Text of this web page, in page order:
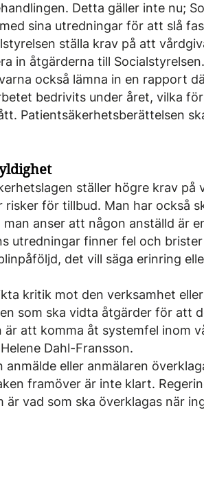
Detta gäller inte nu;
sina utredningar för att slå
ställa krav på att
in åtgärderna till Socialstyrelsen.
också lämna in en rapport
bedrivits under året, vilka
Patientsäkerhetsberättelsen
ställer högre krav
risker för tillbud. Man har också
man anser att någon anställd är
utredningar finner fel och
det vill säga erinring
kritik mot den verksamhet
som ska vidta åtgärder för att
är att komma åt systemfel inom
Dahl-Fransson.
anmälde eller anmälaren
framöver är inte klart.
är vad som ska överklagas när